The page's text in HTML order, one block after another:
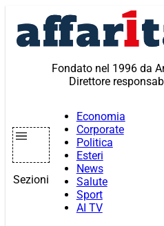
contenuto
Fondato nel 1996 da
Direttore
Sezioni
Economia
Corporate
Politica
Esteri
News
Salute
Sport
AI TV